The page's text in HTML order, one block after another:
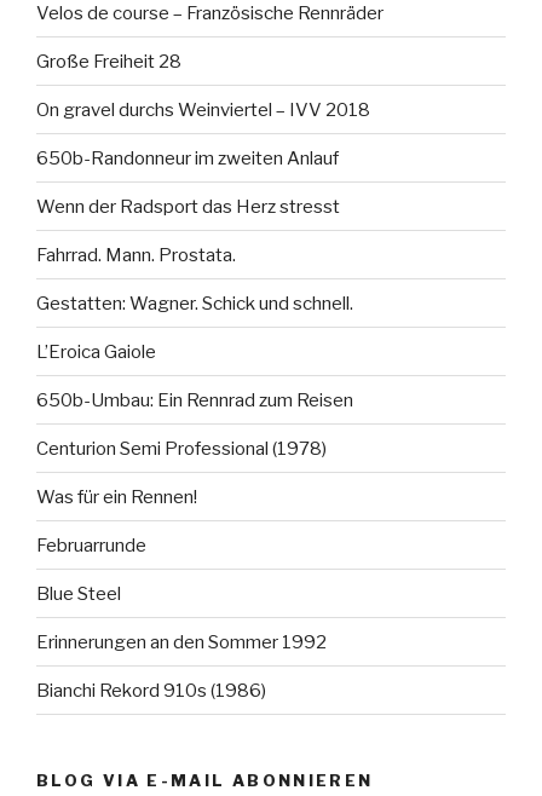
Velos de course – Französische Rennräder
Große Freiheit 28
On gravel durchs Weinviertel – IVV 2018
650b-Randonneur im zweiten Anlauf
Wenn der Radsport das Herz stresst
Fahrrad. Mann. Prostata.
Gestatten: Wagner. Schick und schnell.
L’Eroica Gaiole
650b-Umbau: Ein Rennrad zum Reisen
Centurion Semi Professional (1978)
Was für ein Rennen!
Februarrunde
Blue Steel
Erinnerungen an den Sommer 1992
Bianchi Rekord 910s (1986)
BLOG VIA E-MAIL ABONNIEREN